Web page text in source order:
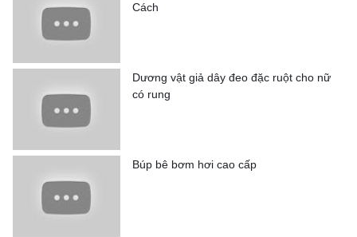
Cách
Dương vật giả dây đeo đặc ruột cho nữ
có rung
Búp bê bơm hơi cao cấp